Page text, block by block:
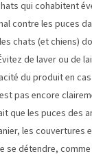
qui cohabitent
contre les puces
chats (et chiens)
de laver ou de
du produit en
pas encore
que les puces des
les couvertures
se détendre,